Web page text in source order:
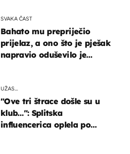
SVAKA ČAST
Bahato mu prepriječio
prijelaz, a ono što je pješak
napravio oduševilo je
UŽAS…
"Ove tri štrace došle su u
klub…": Splitska
influencerica oplela po